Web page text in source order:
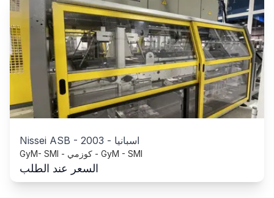
Nissei ASB - 2003 - اسبانيا
GyM- SMI - كوزمي - GyM - SMI
السعر عند الطلب